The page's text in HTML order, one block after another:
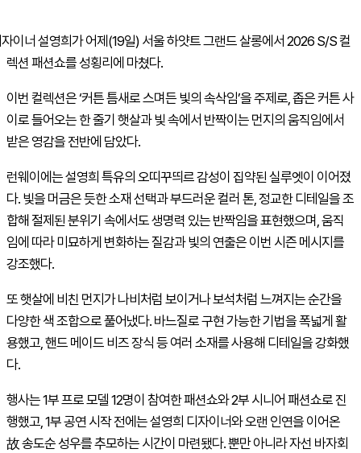
이너 설영희가 어제(19일) 서울 하얏트 그랜드 살롱에서 2026 S/S 컬
렉션 패션쇼를 성횡리에 마쳤다.
이번 컬렉션은 ‘커튼 틈새로 스며든 빛의 속삭임’을 주제로, 좁은 커튼 사
이로 들어오는 한 줄기 햇살과 빛 속에서 반짝이는 먼지의 움직임에서
받은 영감을 전반에 담았다.
런웨이에는 설영희 특유의 오띠꾸띄르 감성이 집약된 실루엣이 이어졌
다. 빛을 머금은 듯한 소재 선택과 부드러운 컬러 톤, 정교한 디테일을 조
합해 절제된 분위기 속에서도 생명력 있는 반짝임을 표현했으며, 움직
임에 따라 미묘하게 변화하는 질감과 빛의 연출은 이번 시즌 메시지를
강조했다.
또 햇살에 비친 먼지가 나비처럼 보이거나 보석처럼 느껴지는 순간을
다양한 색 조합으로 풀어냈다. 바느질로 구현 가능한 기법을 폭넓게 활
용했고, 핸드 메이드 비즈 장식 등 여러 소재를 사용해 디테일을 강화했
다.
행사는 1부 프로 모델 12명이 참여한 패션쇼와 2부 시니어 패션쇼로 진
행했고, 1부 공연 시작 전에는 설영희 디자이너와 오랜 인연을 이어온
故 송도순 성우를 추모하는 시간이 마련됐다. 뿐만 아니라 자선 바자회